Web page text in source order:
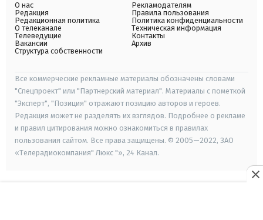
О нас
Редакция
Редакционная политика
О телеканале
Телеведущие
Вакансии
Структура собственности
Рекламодателям
Правила пользования
Политика конфиденциальности
Техническая информация
Контакты
Архив
Все коммерческие рекламные материалы обозначены словами
"Спецпроект" или "Партнерский материал". Материалы с пометкой
"Эксперт", "Позиция" отражают позицию авторов и героев.
Редакция может не разделять их взглядов. Подробнее о рекламе
и правил цитирования можно ознакомиться в правилах
пользования сайтом. Все права защищены. © 2005—2022, ЗАО
«Телерадиокомпания" Люкс "», 24 Канал.